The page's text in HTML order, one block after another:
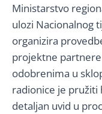
Ministarstvo
ulozi Nacionalnog
organizira
projektne
odobrenima u
radionice je
detaljan uvid u